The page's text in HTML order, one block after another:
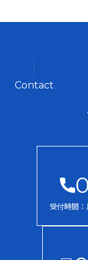
Contact
受付時間